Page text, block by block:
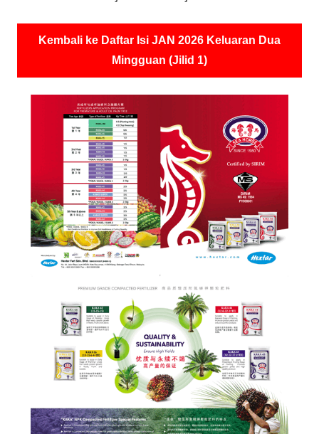
Kembali ke Daftar Isi JAN 2026 Keluaran Dua
Mingguan (Jilid 1)